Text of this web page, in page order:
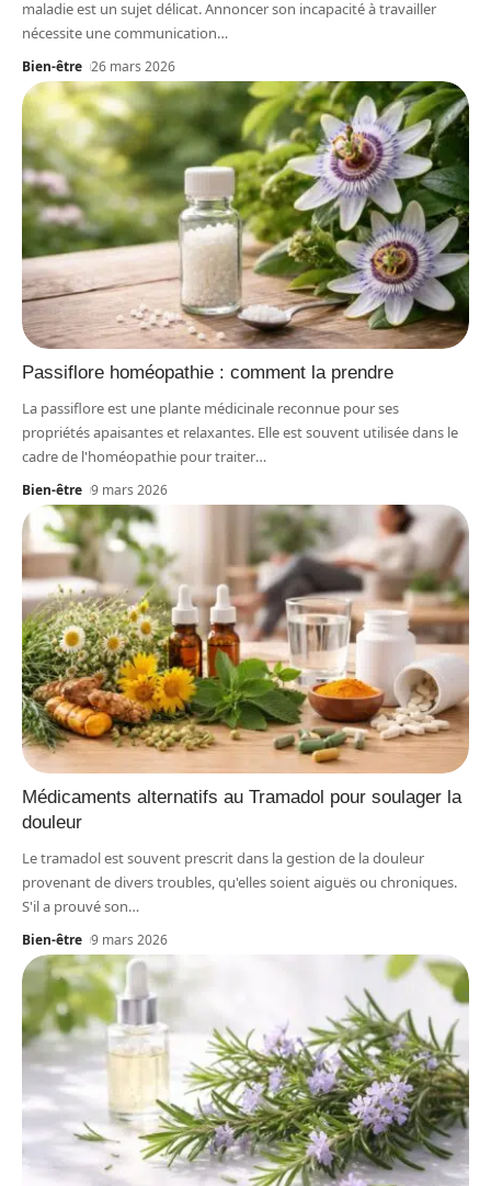
maladie est un sujet délicat. Annoncer son incapacité à travailler
nécessite une communication…
Bien-être 26 mars 2026
Passiflore homéopathie : comment la prendre
La passiflore est une plante médicinale reconnue pour ses
propriétés apaisantes et relaxantes. Elle est souvent utilisée dans le
cadre de l'homéopathie pour traiter…
Bien-être 9 mars 2026
Médicaments alternatifs au Tramadol pour soulager la
douleur
Le tramadol est souvent prescrit dans la gestion de la douleur
provenant de divers troubles, qu'elles soient aiguës ou chroniques.
S'il a prouvé son…
Bien-être 9 mars 2026